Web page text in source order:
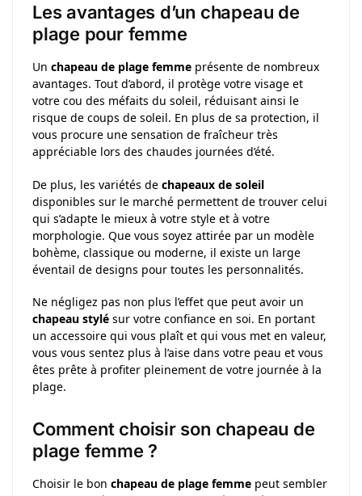
Les avantages d’un chapeau de
plage pour femme
Un chapeau de plage femme présente de nombreux
avantages. Tout d’abord, il protège votre visage et
votre cou des méfaits du soleil, réduisant ainsi le
risque de coups de soleil. En plus de sa protection, il
vous procure une sensation de fraîcheur très
appréciable lors des chaudes journées d’été.
De plus, les variétés de chapeaux de soleil
disponibles sur le marché permettent de trouver celui
qui s’adapte le mieux à votre style et à votre
morphologie. Que vous soyez attirée par un modèle
bohème, classique ou moderne, il existe un large
éventail de designs pour toutes les personnalités.
Ne négligez pas non plus l’effet que peut avoir un
chapeau stylé sur votre confiance en soi. En portant
un accessoire qui vous plaît et qui vous met en valeur,
vous vous sentez plus à l’aise dans votre peau et vous
êtes prête à profiter pleinement de votre journée à la
plage.
Comment choisir son chapeau de
plage femme ?
Choisir le bon chapeau de plage femme peut sembler